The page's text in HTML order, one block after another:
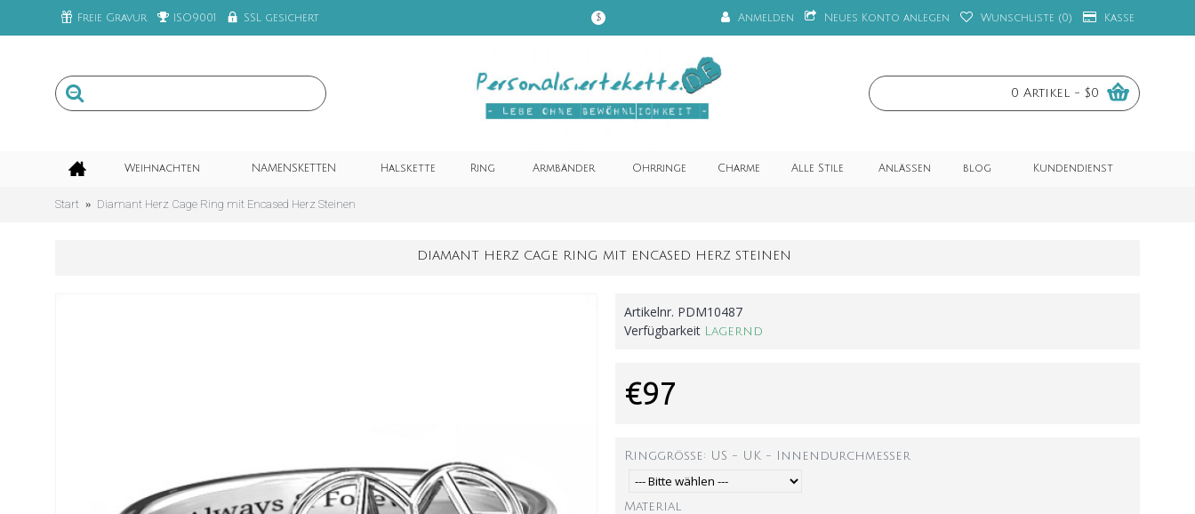
Freie Gravur ISO9001 SSL gesichert $ Anmelden Neues Konto anlegen Wunschliste (0) Kasse
0 Artikel - $0
Weihnachten NAMENSKETTEN Halskette Ring Armbänder Ohrringe Charme Alle Stile Anlässen blog Kundendienst
Start Diamant Herz Cage Ring mit Encased Herz Steinen
DIAMANT HERZ CAGE RING MIT ENCASED HERZ STEINEN
Artikelnr. PDM10487
Verfügbarkeit Lagernd
€97
Ringgröße: US - UK - Innendurchmesser
Material